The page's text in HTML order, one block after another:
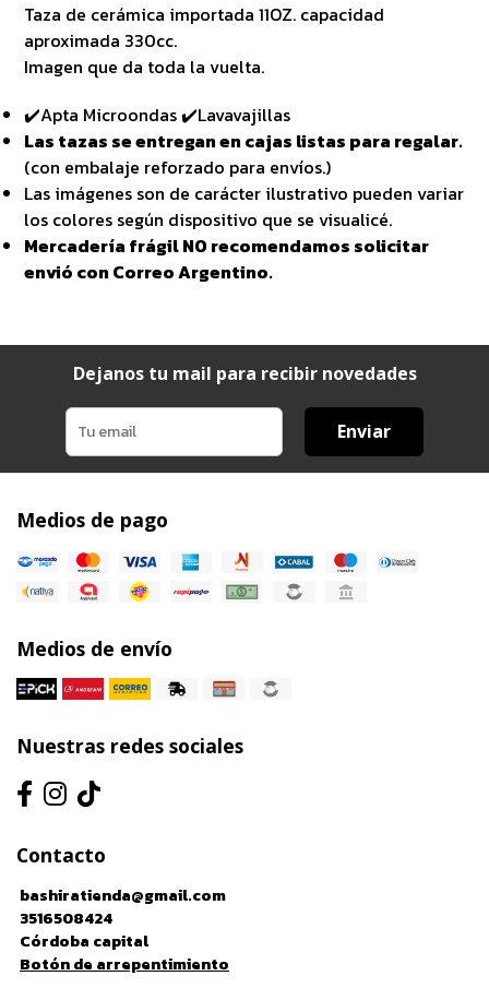
Taza de cerámica importada 11OZ. capacidad
aproximada 330cc.
Imagen que da toda la vuelta.
✔️Apta Microondas ✔️Lavavajillas
Las tazas se entregan en cajas listas para regalar.
(con embalaje reforzado para envíos.)
Las imágenes son de carácter ilustrativo pueden variar
los colores según dispositivo que se visualicé.
Mercadería frágil NO recomendamos solicitar
envió con Correo Argentino.
Dejanos tu mail para recibir novedades
Enviar
Medios de pago
Medios de envío
Nuestras redes sociales
Contacto
bashiratienda@gmail.com
3516508424
Córdoba capital
Botón de arrepentimiento